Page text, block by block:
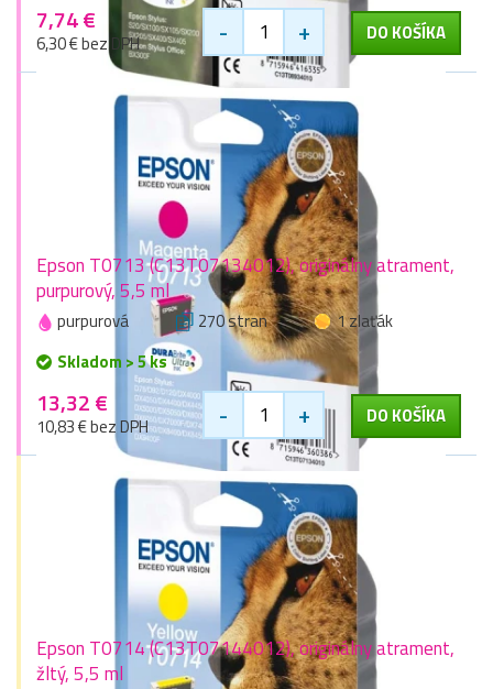
7,74 €
6,30 € bez DPH - + DO KOŠÍKA
Epson T0713 (C13T07134012), originálny atrament,
purpurový, 5,5 ml
purpurová 270 stran
1 zlaťák
Skladom > 5 ks
13,32 €
10,83 € bez DPH - + DO KOŠÍKA
Epson T0714 (C13T07144012), originálny atrament,
žltý, 5,5 ml